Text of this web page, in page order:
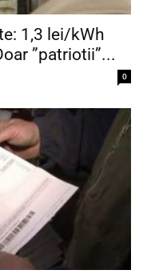
1,3 lei/kWh
”patriotii”...
0